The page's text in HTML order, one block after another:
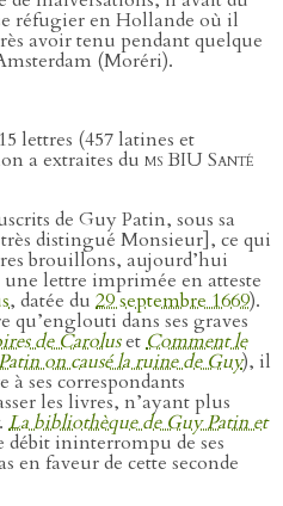
réfugier en Hollande où il
avoir tenu pendant quelque
(Moréri).
lettres (457 latines et
a extraites du ms BIU Santé
de Guy Patin, sous sa
distingué Monsieur], ce qui
brouillons, aujourd’hui
lettre imprimée en atteste
, datée du 29 septembre 1669).
dans ses graves
de CarolusetComment le
on causé la ruine de Guy), il
à ses correspondants
les livres, n’ayant plus
. La bibliothèque de Guy Patin et
ininterrompu de ses
en faveur de cette seconde